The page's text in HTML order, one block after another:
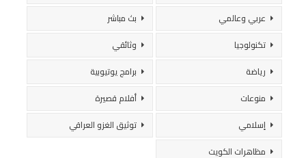
عربي وعالمي
بث مباشر
تكنولوجيا
وثائقي
رياضة
برامج يوتيوبية
منوعات
أفلام قصيرة
إسلامي
توثيق الغزو العراقي
مظاهرات الكويت